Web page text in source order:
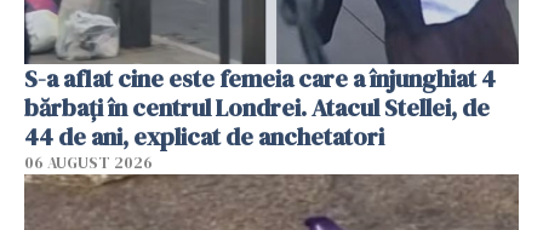
S-a aflat cine este femeia care a înjunghiat 4
bărbați în centrul Londrei. Atacul Stellei, de
44 de ani, explicat de anchetatori
06 AUGUST 2026